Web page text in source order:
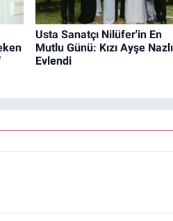
Usta Sanatçı Nilüfer'in En
Mutlu Günü: Kızı Ayşe Nazlı
Evlendi